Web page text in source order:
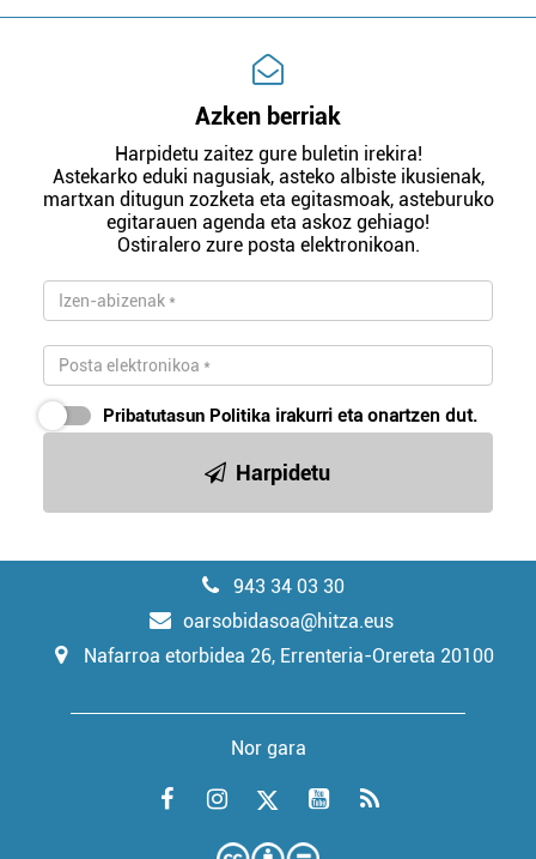
Azken berriak
Harpidetu zaitez gure buletin irekira!
Astekarko eduki nagusiak, asteko albiste ikusienak,
martxan ditugun zozketa eta egitasmoak, asteburuko
egitarauen agenda eta askoz gehiago!
Ostiralero zure posta elektronikoan.
Pribatutasun Politika irakurri eta onartzen dut.
Harpidetu
943 34 03 30
oarsobidasoa@hitza.eus
Nafarroa etorbidea 26, Errenteria-Orereta 20100
Nor gara